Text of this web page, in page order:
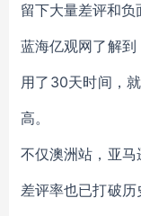
留下大量差评和负
蓝海亿观网了解
用了30天时间，
高。
不仅澳洲站，亚
差评率也已打破历